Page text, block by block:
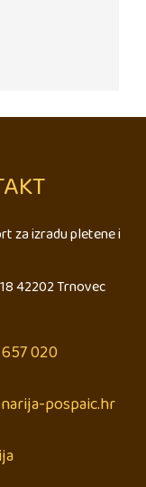
za izradu pletene i
42202 Trnovec
020
pospaic.hr